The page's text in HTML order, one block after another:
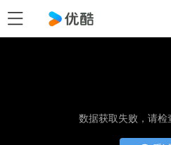
数据获取失败，请检